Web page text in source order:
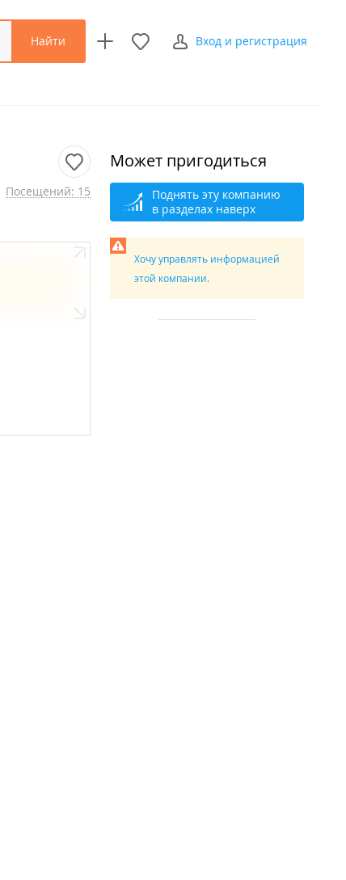
Найти Вход и регистрация
Посещений: 15
Может пригодиться
Поднять эту компанию
в разделах наверх
Хочу управлять информацией
этой компании.